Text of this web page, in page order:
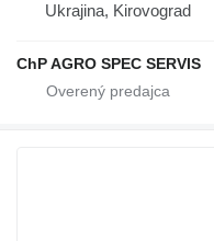
Ukrajina, Kirovograd
ChP AGRO SPEC SERVIS